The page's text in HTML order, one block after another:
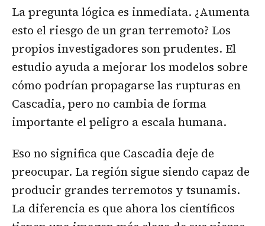
La pregunta lógica es inmediata. ¿Aumenta
esto el riesgo de un gran terremoto? Los
propios investigadores son prudentes. El
estudio ayuda a mejorar los modelos sobre
cómo podrían propagarse las rupturas en
Cascadia, pero no cambia de forma
importante el peligro a escala humana.
Eso no significa que Cascadia deje de
preocupar. La región sigue siendo capaz de
producir grandes terremotos y tsunamis.
La diferencia es que ahora los científicos